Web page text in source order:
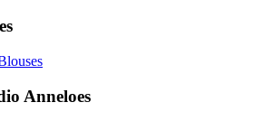
Anneloes